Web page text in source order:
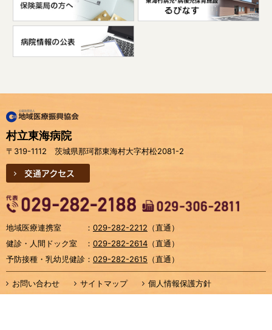
村立東海病院
〒319-1112 茨城県那珂郡東海村大字村松2081-2
交通アクセス
地域医療連携室 ： 029-282-2212 （直通）
健診・人間ドック室
： 029-282-2614 （直通）
予防接種・乳幼児健診 ： 029-282-2615 （直通）
お問い合わせ サイトマップ
個人情報保護方針